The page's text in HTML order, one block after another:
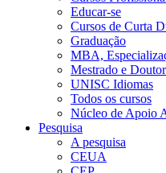
Educar-se
Cursos de Curta
Graduação
MBA,
Mestrado e
UNISC Idiomas
Todos os cursos
Núcleo de Apoio
Pesquisa
A pesquisa
CEUA